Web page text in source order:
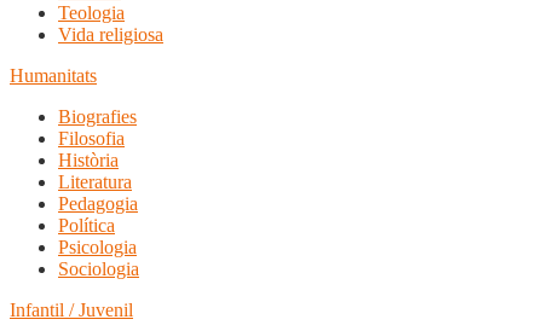
Teologia
Vida religiosa
Humanitats
Biografies
Filosofia
Història
Literatura
Pedagogia
Política
Psicologia
Sociologia
Infantil / Juvenil